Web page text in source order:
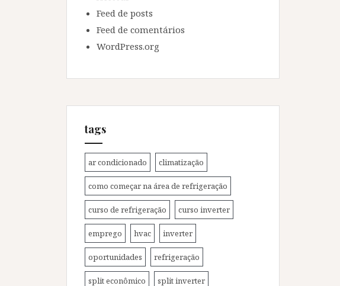
Feed de posts
Feed de comentários
WordPress.org
tags
ar condicionado climatização
como começar na área de refrigeração
curso de refrigeração curso inverter
emprego hvac inverter
oportunidades refrigeração
split econômico split inverter